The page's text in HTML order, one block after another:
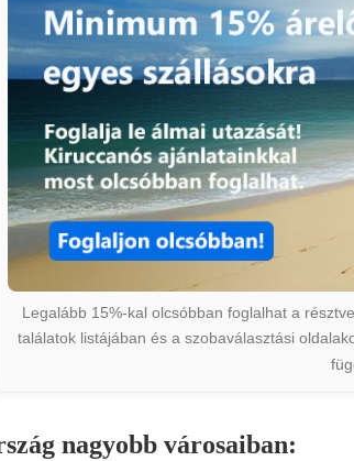
Legalább 15%-kal olcsóbban foglalhat a
találatok listájában és a szobaválasztási
nagyobb városaiban: